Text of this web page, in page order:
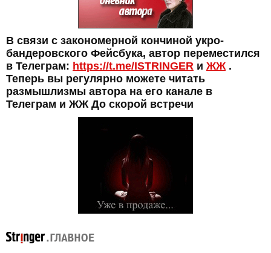
В связи с закономерной кончиной укро-
бандеровского Фейсбука, автор переместился
в Телеграм: https://t.me/ISTRINGER и ЖЖ .
Теперь вы регулярно можете читать
размышлизмы автора на его канале в
Телеграм и ЖЖ До скорой встречи